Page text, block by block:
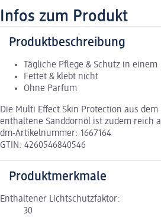
Infos zum Produkt
Produktbeschreibung
Tägliche Pflege & Schutz in einem
Fettet & klebt nicht
Ohne Parfum
Die Multi Effect Skin Protection aus
enthaltene Sanddornöl ist zudem reich
dm-Artikelnummer: 1667164
GTIN: 4260546840546
Produktmerkmale
Enthaltener Lichtschutzfaktor:
30